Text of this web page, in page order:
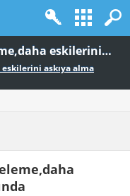
Son 30 günlük verileri listeleme,daha eskilerini askıya alma hakkında
askıya alma